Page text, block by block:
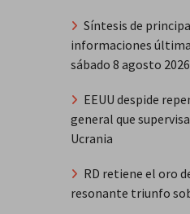
Síntesis de
informaciones
sábado 8 agosto 2026
EEUU despide
general que
Ucrania
RD retiene el oro
resonante triunfo